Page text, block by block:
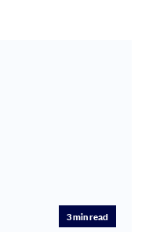
3min read